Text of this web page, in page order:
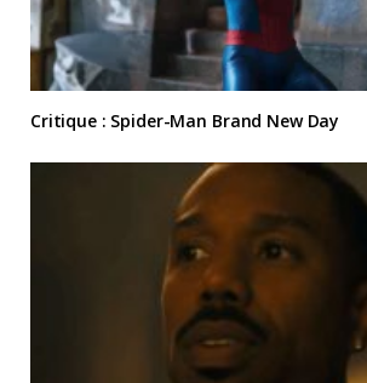
Critique : Spider-Man Brand New Day